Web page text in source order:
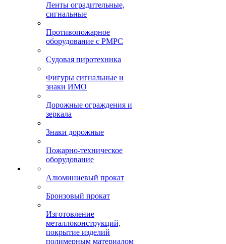
Ленты оградительные,
сигнальные
Противопожарное
оборудование с РМРС
Судовая пиротехника
Фигуры сигнальные и
знаки ИМО
Дорожные ограждения и
зеркала
Знаки дорожные
Пожарно-техническое
оборудование
Алюминиевый прокат
Бронзовый прокат
Изготовление
металлоконструкций,
покрытие изделий
полимерным материалом